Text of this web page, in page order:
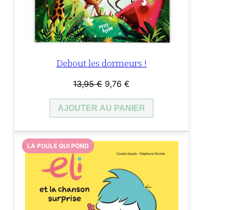
Debout les dormeurs !
13,95€ Le
initial
13,95 €.
9,76€
actuel
9,76 €.
AJOUTER AU PANIER
LA POULE QUI POND